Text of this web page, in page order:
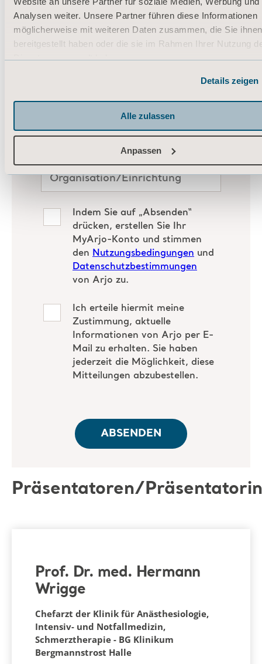
Analysen weiter. Unsere Partner führen diese Informationen
möglicherweise mit weiteren Daten zusammen, die Sie ihnen
bereitgestellt haben oder die sie im Rahmen Ihrer Nutzung
Dienste gesammelt haben.
Details zeigen
Alle zulassen
Anpassen
Präsentatoren/
Prof. Dr. med. Hermann
Wrigge
Chefarzt der Klinik für Anästhesiologie,
Intensiv- und Notfallmedizin,
Schmerztherapie - BG Klinikum
Bergmannstrost Halle